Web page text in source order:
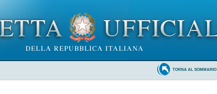
TORNA AL SOMMARIO